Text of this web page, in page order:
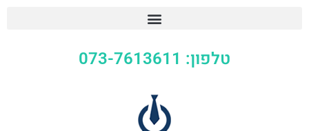
טלפון: 073-7613611